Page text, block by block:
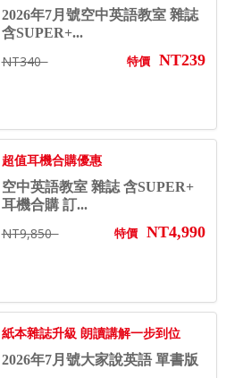
2026年7月號空中英語教室 雜誌
含SUPER+...
NT340 特價 NT239
超值耳機合購優惠
空中英語教室 雜誌 含SUPER+
耳機合購 訂...
NT9,850 特價 NT4,990
紙本雜誌升級 朗讀講解一步到位
2026年7月號大家說英語 單書版